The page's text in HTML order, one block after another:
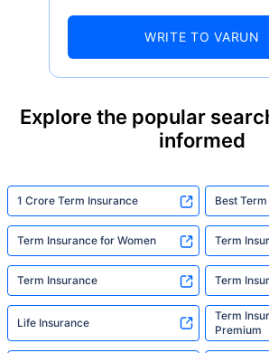
numbers well — 52.4% of Indians
statistic, he sees a family that
someone to sit with them, explain
built to do. In his words, "Most
avoiding protection — they're
someone to make it easy. That's
here for."
WRITE TO VARUN
Explore the popular
informed
1 Crore Term Insurance Best
Term Insurance for Women Term
Term Insurance Term
Life Insurance
Term
Premium